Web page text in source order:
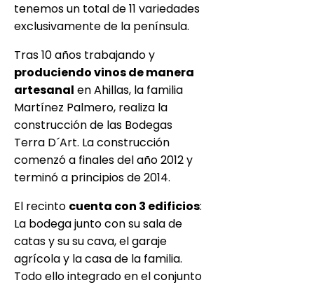
tenemos un total de 11 variedades
exclusivamente de la península.
Tras 10 años trabajando y
produciendo vinos de manera
artesanal en Ahillas, la familia
Martínez Palmero, realiza la
construcción de las Bodegas
Terra D´Art. La construcción
comenzó a finales del año 2012 y
terminó a principios de 2014.
El recinto cuenta con 3 edificios:
La bodega junto con su sala de
catas y su su cava, el garaje
agrícola y la casa de la familia.
Todo ello integrado en el conjunto